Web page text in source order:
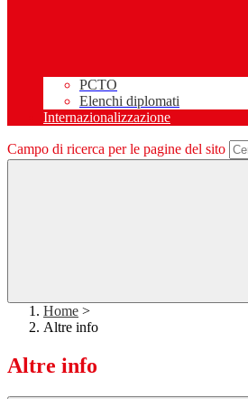
PCTO
Elenchi diplomati
Internazionalizzazione
Campo di ricerca per le pagine del sito
Home >
Altre info
Altre info